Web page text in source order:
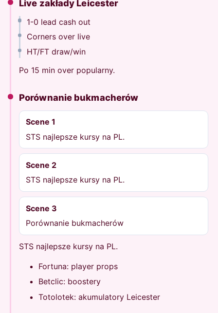
Live zakłady Leicester
1-0 lead cash out
Corners over live
HT/FT draw/win
Po 15 min over popularny.
Porównanie bukmacherów
Scene 1
STS najlepsze kursy na PL.
Scene 2
STS najlepsze kursy na PL.
Scene 3
Porównanie bukmacherów
STS najlepsze kursy na PL.
Fortuna: player props
Betclic: boostery
Totolotek: akumulatory Leicester